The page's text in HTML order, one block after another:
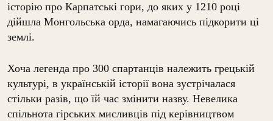
історію про Карпатські гори, до яких у 1210 році
дійшла Монгольська орда, намагаючись підкорити ці
землі.
Хоча легенда про 300 спартанців належить грецькій
культурі, в українській історії вона зустрічалася
стільки разів, що їй час змінити назву. Невелика
спільнота гірських мисливців під керівництвом